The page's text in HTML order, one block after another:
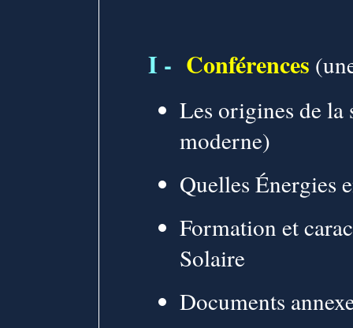
I - Conférences
Les origines de la
moderne)
Quelles Énergies
Formation et
Solaire
Documents